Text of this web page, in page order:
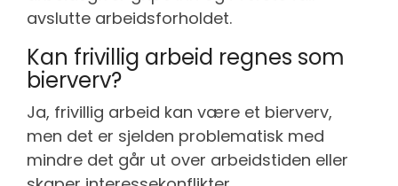
avslutte arbeidsforholdet.
Kan frivillig arbeid regnes som
bierverv?
Ja, frivillig arbeid kan være et bierverv,
men det er sjelden problematisk med
mindre det går ut over arbeidstiden eller